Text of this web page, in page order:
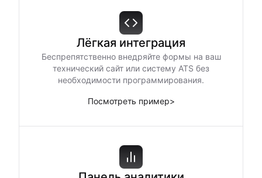
Лёгкая интеграция
Беспрепятственно внедряйте формы на ваш
технический сайт или систему ATS без
необходимости программирования.
Посмотреть пример>